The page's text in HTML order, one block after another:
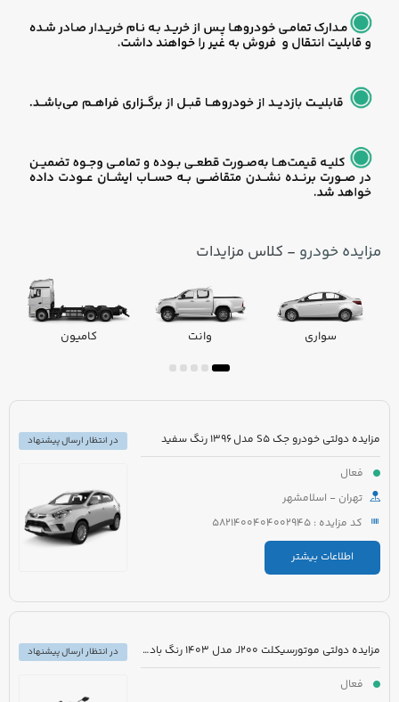
مزایده خودرو - کلاس مزایدات
سواری وانت کامیون
مزایده دولتی خودرو جک S5 مدل 1396 رنگ سفید
فعال
تهران - اسلامشهر
کد مزایده : 5821400404002945
اطلاعات بیشتر
در انتظار ارسال پیشنهاد
مزایده دولتی موتورسیکلت J200 مدل 1403 رنگ بادمجانی
فعال
در انتظار ارسال پیشنهاد